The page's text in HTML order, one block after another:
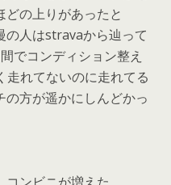
の上りがあったと
の人はstravaから辿って
でコンディション整え
走れてないのに走れてる
の方が遥かにしんどかっ
コンビニが増えた